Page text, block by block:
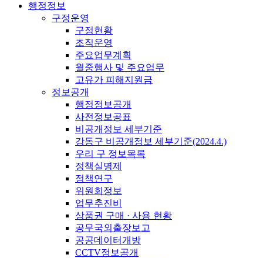
행정정보
구정운영
구정현황
조직운영
주요업무계획
월중행사 및 주요업무
고유가 피해지원금
정보공개
행정정보공개
사전정보공표
비공개정보 세부기준
강동구 비공개정보 세부기준(2024.4.)
우리 구 정보목록
정책실명제
정책연구
위원회정보
업무추진비
상품권 구매 · 사용 현황
공무국외출장보고
공공데이터개방
CCTV정보공개